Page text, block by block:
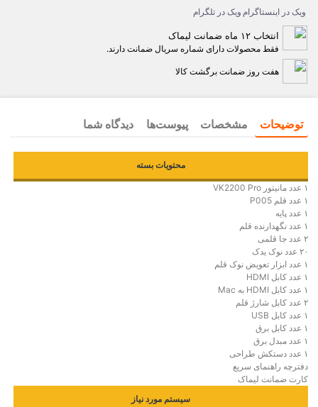
ویک در اینستاگرام ویک در تلگرام
انتخاب ۱۲ ماه ضمانت لیماک
فقط محصولات دارای شماره سریال ضمانت دارند.
هفت روز ضمانت برگشت کالا
توضیحات مشخصات پیوست‌ها دیدگاه شما
محتویات بسته
۱ عدد مانیتور VK2200 Pro
۱ عدد قلم P005
۱ عدد پایه
۱ عدد نگهدارنده قلم
۲ عدد جا قلمی
۲۰ عدد نوک يدک
۱ عدد ابزار تعویض نوک قلم
۱ عدد کابل HDMI
۱ عدد کابل HDMI به Mac
۲ عدد کابل شارژ قلم
۱ عدد کابل USB
۱ عدد کابل برق
۱ عدد مبدل برق
۱ عدد دستکش طراحی
دفترچه راهنمای سريع
كارت ضمانت ليماک
سیستم مورد نیاز